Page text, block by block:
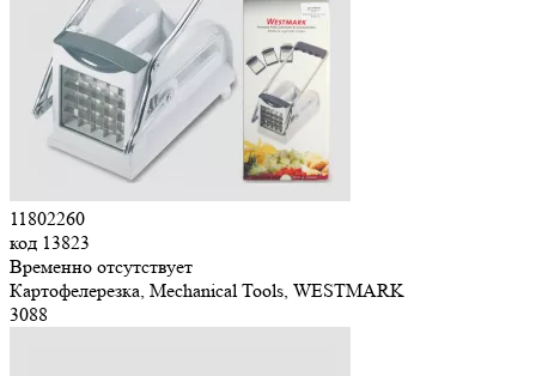
11802260
код 13823
Временно отсутствует
Картофелерезка, Mechanical Tools, WESTMARK
3088